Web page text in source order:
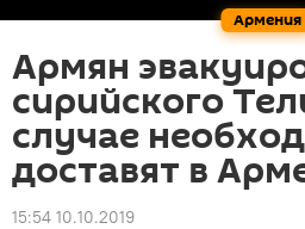
Армения
Армян
сирийского
случае
доставят в
15:54 10.10.2019